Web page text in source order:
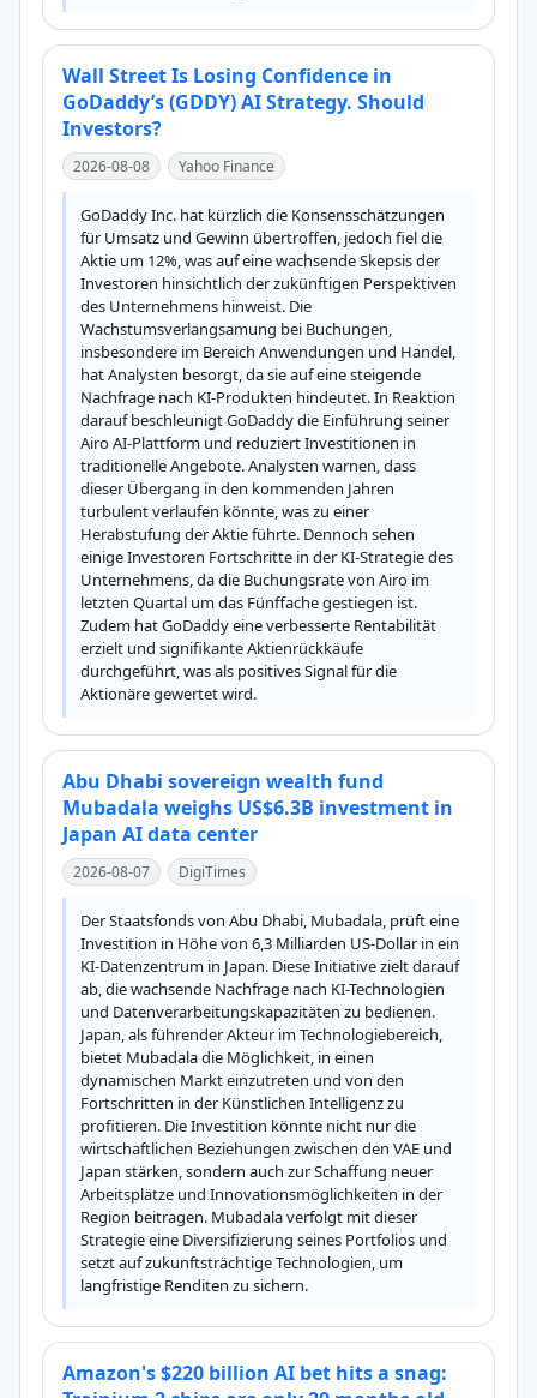
Wall Street Is Losing Confidence in
GoDaddy’s (GDDY) AI Strategy. Should
Investors?
2026-08-08 Yahoo Finance
GoDaddy Inc. hat kürzlich die Konsensschätzungen
für Umsatz und Gewinn übertroffen, jedoch fiel die
Aktie um 12%, was auf eine wachsende Skepsis der
Investoren hinsichtlich der zukünftigen Perspektiven
des Unternehmens hinweist. Die
Wachstumsverlangsamung bei Buchungen,
insbesondere im Bereich Anwendungen und Handel,
hat Analysten besorgt, da sie auf eine steigende
Nachfrage nach KI-Produkten hindeutet. In Reaktion
darauf beschleunigt GoDaddy die Einführung seiner
Airo AI-Plattform und reduziert Investitionen in
traditionelle Angebote. Analysten warnen, dass
dieser Übergang in den kommenden Jahren
turbulent verlaufen könnte, was zu einer
Herabstufung der Aktie führte. Dennoch sehen
einige Investoren Fortschritte in der KI-Strategie des
Unternehmens, da die Buchungsrate von Airo im
letzten Quartal um das Fünffache gestiegen ist.
Zudem hat GoDaddy eine verbesserte Rentabilität
erzielt und signifikante Aktienrückkäufe
durchgeführt, was als positives Signal für die
Aktionäre gewertet wird.
Abu Dhabi sovereign wealth fund
Mubadala weighs US$6.3B investment in
Japan AI data center
2026-08-07 DigiTimes
Der Staatsfonds von Abu Dhabi, Mubadala, prüft eine
Investition in Höhe von 6,3 Milliarden US-Dollar in ein
KI-Datenzentrum in Japan. Diese Initiative zielt darauf
ab, die wachsende Nachfrage nach KI-Technologien
und Datenverarbeitungskapazitäten zu bedienen.
Japan, als führender Akteur im Technologiebereich,
bietet Mubadala die Möglichkeit, in einen
dynamischen Markt einzutreten und von den
Fortschritten in der Künstlichen Intelligenz zu
profitieren. Die Investition könnte nicht nur die
wirtschaftlichen Beziehungen zwischen den VAE und
Japan stärken, sondern auch zur Schaffung neuer
Arbeitsplätze und Innovationsmöglichkeiten in der
Region beitragen. Mubadala verfolgt mit dieser
Strategie eine Diversifizierung seines Portfolios und
setzt auf zukunftsträchtige Technologien, um
langfristige Renditen zu sichern.
Amazon's $220 billion AI bet hits a snag: